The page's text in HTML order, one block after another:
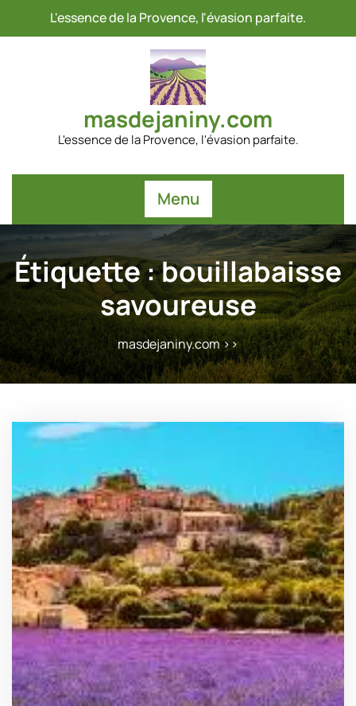
L'essence de la Provence, l'évasion parfaite.
masdejaniny.com
L'essence de la Provence, l'évasion parfaite.
Menu
Étiquette :bouillabaisse
savoureuse
masdejaniny.com>>